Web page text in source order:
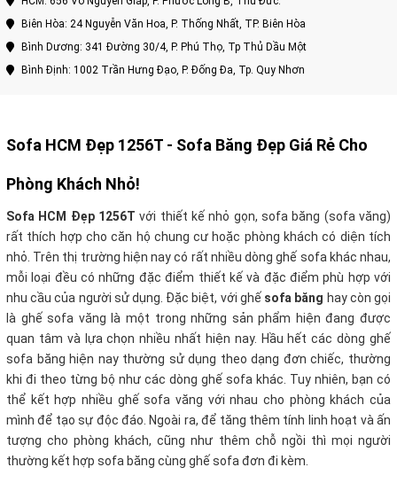
Biên Hòa: 24 Nguyễn Văn Hoa, P. Thống Nhất, TP. Biên Hòa
Bình Dương: 341 Đường 30/4, P. Phú Thọ, Tp Thủ Dầu Một
Bình Định: 1002 Trần Hưng Đạo, P. Đống Đa, Tp. Quy Nhơn
Sofa HCM Đẹp 1256T - Sofa Băng Đẹp Giá Rẻ Cho
Phòng Khách Nhỏ!
Sofa HCM Đẹp 1256T với thiết kế nhỏ gọn, sofa băng (sofa văng)
rất thích hợp cho căn hộ chung cư hoặc phòng khách có diện tích
nhỏ. Trên thị trường hiện nay có rất nhiều dòng ghế sofa khác nhau,
mỗi loại đều có những đặc điểm thiết kế và đặc điểm phù hợp với
nhu cầu của người sử dụng. Đặc biệt, với ghế sofa băng hay còn gọi
là ghế sofa văng là một trong những sản phẩm hiện đang được
quan tâm và lựa chọn nhiều nhất hiện nay. Hầu hết các dòng ghế
sofa băng hiện nay thường sử dụng theo dạng đơn chiếc, thường
khi đi theo từng bộ như các dòng ghế sofa khác. Tuy nhiên, bạn có
thể kết hợp nhiều ghế sofa văng với nhau cho phòng khách của
mình để tạo sự độc đáo. Ngoài ra, để tăng thêm tính linh hoạt và ấn
tượng cho phòng khách, cũng như thêm chỗ ngồi thì mọi người
thường kết hợp sofa băng cùng ghế sofa đơn đi kèm.